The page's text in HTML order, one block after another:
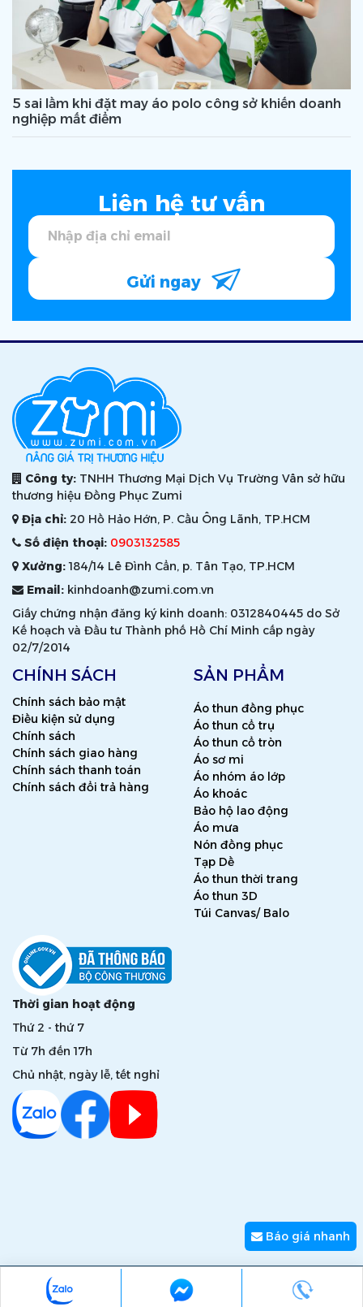
5 sai lầm khi đặt may áo polo công sở khiến doanh
nghiệp mất điểm
Liên hệ tư vấn
Gửi ngay
Công ty: TNHH Thương Mại Dịch Vụ Trường Vân sở hữu
thương hiệu Đồng Phục Zumi
Địa chỉ: 20 Hồ Hảo Hớn, P. Cầu Ông Lãnh, TP.HCM
Số điện thoại: 0903132585
Xưởng:184/14 Lê Đình Cẩn, p. Tân Tạo, TP.HCM
Email: kinhdoanh@zumi.com.vn
Giấy chứng nhận đăng ký kinh doanh: 0312840445 do Sở
Kế hoạch và Đầu tư Thành phố Hồ Chí Minh cấp ngày
02/7/2014
CHÍNH SÁCH
Chính sách bảo mật
Điều kiện sử dụng
Chính sách
Chính sách giao hàng
Chính sách thanh toán
Chính sách đổi trả hàng
SẢN PHẨM
Áo thun đồng phục
Áo thun cổ trụ
Áo thun cổ tròn
Áo sơ mi
Áo nhóm áo lớp
Áo khoác
Bảo hộ lao động
Áo mưa
Nón đồng phục
Tạp Dề
Áo thun thời trang
Áo thun 3D
Túi Canvas/ Balo
Thời gian hoạt động
Thứ 2 - thứ 7
Từ 7h đến 17h
Chủ nhật, ngày lễ, tết nghỉ
Copyright © 2026 zumi.com.vn - Giải pháp nâng tầm giá trị
thương hiệu
Báo giá nhanh